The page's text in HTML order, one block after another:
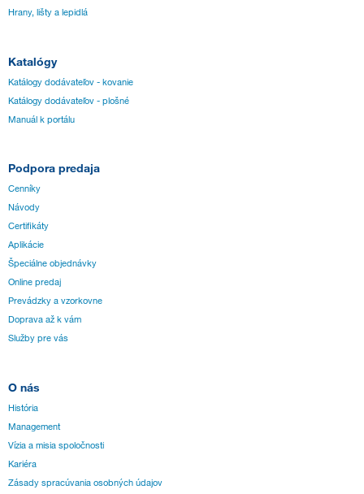
Hrany, lišty a lepidlá
Katalógy
Katálogy dodávateľov - kovanie
Katálogy dodávateľov - plošné
Manuál k portálu
Podpora predaja
Cenníky
Návody
Certifikáty
Aplikácie
Špeciálne objednávky
Online predaj
Prevádzky a vzorkovne
Doprava až k vám
Služby pre vás
O nás
História
Management
Vízia a misia spoločnosti
Kariéra
Zásady spracúvania osobných údajov